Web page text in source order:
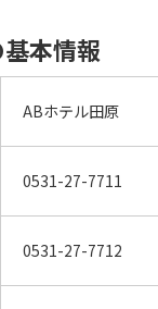
本情報
ABホテル田原
0531-27-7711
0531-27-7712